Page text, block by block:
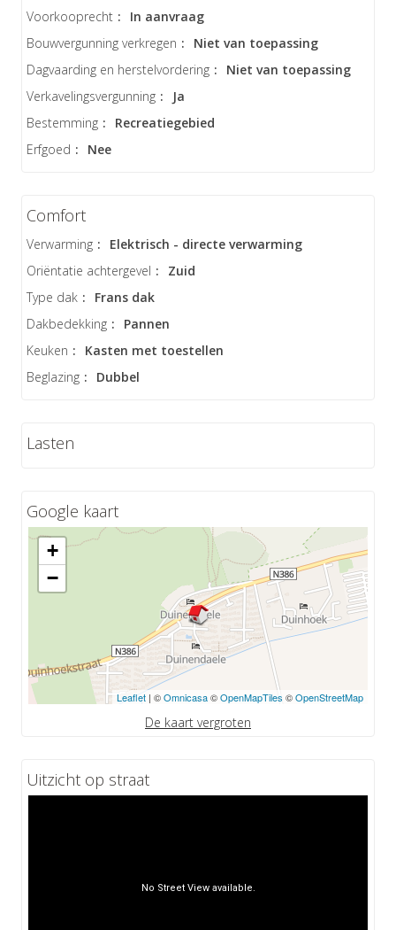
Voorkooprecht :
In aanvraag
Bouwvergunning verkregen :
Niet van toepassing
Dagvaarding en herstelvordering :
Niet van toepassing
Verkavelingsvergunning :
Ja
Bestemming :
Recreatiegebied
Erfgoed : Nee
Comfort
Verwarming :
Elektrisch - directe verwarming
Oriëntatie achtergevel :
Zuid
Type dak :
Frans dak
Dakbedekking :
Pannen
Keuken :
Kasten met toestellen
Beglazing : Dubbel
Lasten
Google kaart
+
−
Leaflet| ©Omnicasa©OpenMapTiles ©OpenStreetMap
De kaart vergroten
Uitzicht op straat